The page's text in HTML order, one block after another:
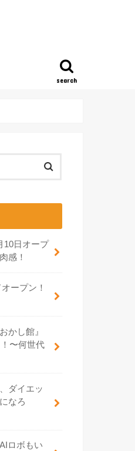
search
10日オープ
感！
ープン！
かし館』
〜何世代
ダイエッ
なろ
ロボもい